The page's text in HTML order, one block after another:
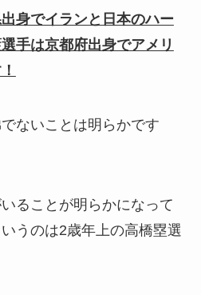
身でイランと日本のハー
手は京都府出身でアメリ
ないことは明らかです
ることが明らかになって
うのは2歳年上の高橋塁選